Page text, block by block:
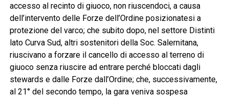
accesso al recinto di giuoco, non riuscendoci, a causa
dell’intervento delle Forze dell’Ordine posizionatesi a
protezione del varco; che subito dopo, nel settore Distinti
lato Curva Sud, altri sostenitori della Soc. Salernitana,
riuscivano a forzare il cancello di accesso al terreno di
giuoco senza riuscire ad entrare perché bloccati dagli
stewards e dalle Forze dall’Ordine; che, successivamente,
al 21° del secondo tempo, la gara veniva sospesa